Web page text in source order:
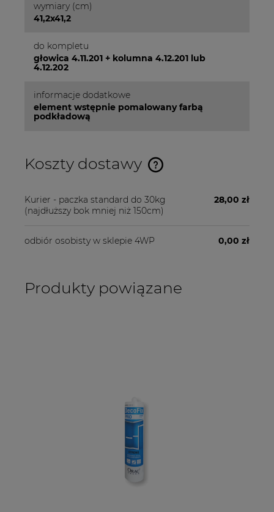
wymiary (cm)
41,2x41,2
do kompletu
głowica 4.11.201 + kolumna 4.12.201 lub
4.12.202
informacje dodatkowe
element wstępnie pomalowany farbą
podkładową
Koszty dostawy
Cena nie zawiera ewentualnych kosztów płatności
Kurier - paczka standard do 30kg
(najdłuższy bok mniej niż 150cm)
28,00 zł
odbiór osobisty w sklepie 4WP 0,00 zł
Produkty powiązane